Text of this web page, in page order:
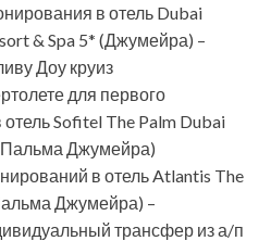
в отель Dubai
& Spa 5* (Джумейра) –
Доу круиз
для первого
Sofitel The Palm Dubai
Джумейра)
в отель Atlantis The
Джумейра) –
трансфер из а/п